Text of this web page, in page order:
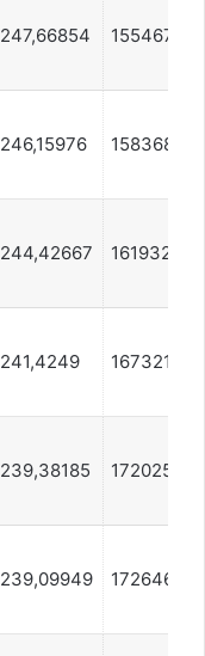
247,66854 1554672
246,15976 1583685
244,42667 1619325
241,4249 1673213
239,38185 1720259
239,09949 1726461